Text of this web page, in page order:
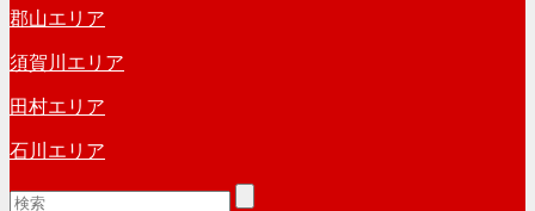
郡山エリア
須賀川エリア
田村エリア
石川エリア